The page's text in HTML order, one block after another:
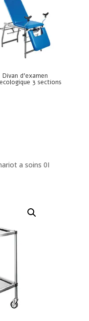
Divan d’examen
3 sections
a soins 0I